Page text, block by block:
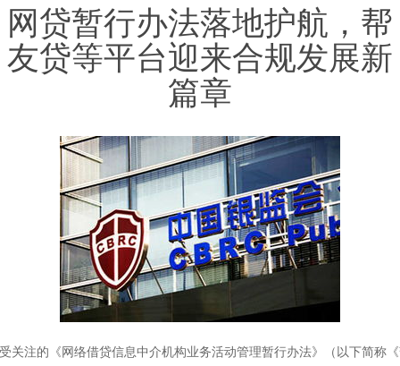
网贷暂行办法落地护航，帮
友贷等平台迎来合规发展新
篇章
关注的《网络借贷信息中介机构业务活动管理暂行办法》（以下简称